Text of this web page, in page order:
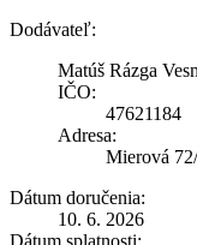
Dodávateľ:
Matúš Rázga
IČO:
47621184
Adresa:
Mierová
Dátum doručenia:
10. 6. 2026
Dátum splatnosti: